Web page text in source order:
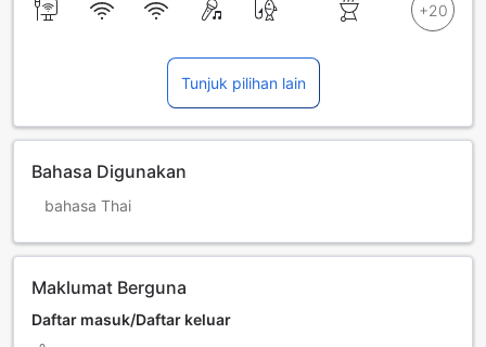
Tunjuk pilihan lain
Bahasa Digunakan
bahasa Thai
Maklumat Berguna
Daftar masuk/Daftar keluar